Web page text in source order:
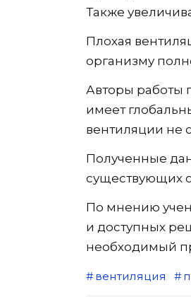
Также
Плохая
организму
Авторы работы
имеет
вентиляции не
Полученные
существующих
По мнению
и доступных
необходимый
вентиляция